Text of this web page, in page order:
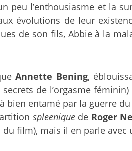
peu l’enthousiasme et la
évolutions de leur
de son fils, Abbie à la
Annette Bening,
secrets de l’orgasme
bien entamé par la guerre
spleeniquede Roger
du film), mais il en parle avec